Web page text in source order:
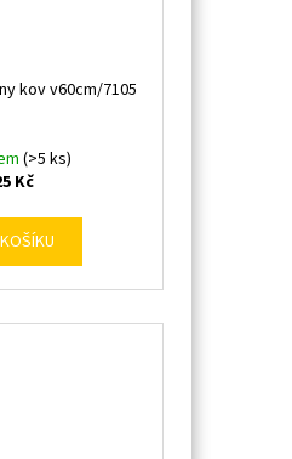
kov v60cm/7105
(>5 ks)
Kč